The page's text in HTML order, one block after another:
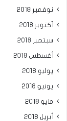
نوفمبر 2018
أكتوبر 2018
سبتمبر 2018
أغسطس 2018
يوليو 2018
يونيو 2018
مايو 2018
أبريل 2018